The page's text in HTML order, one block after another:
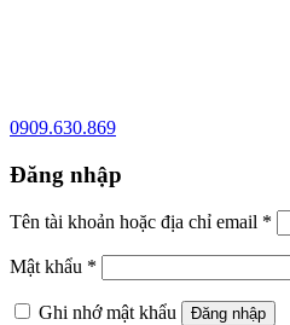
0909.630.869
Đăng nhập
Tên tài khoản hoặc địa chỉ email *
Mật khẩu *
Ghi nhớ mật khẩu Đăng nhập